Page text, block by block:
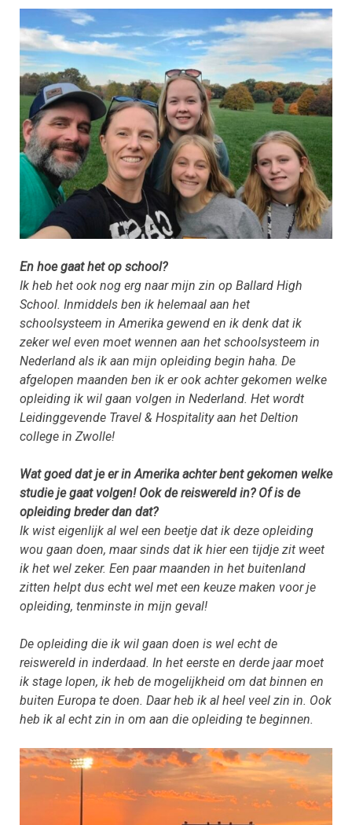
En hoe gaat het op school?
Ik heb het ook nog erg naar mijn zin op Ballard High
School. Inmiddels ben ik helemaal aan het
schoolsysteem in Amerika gewend en ik denk dat ik
zeker wel even moet wennen aan het schoolsysteem in
Nederland als ik aan mijn opleiding begin haha. De
afgelopen maanden ben ik er ook achter gekomen welke
opleiding ik wil gaan volgen in Nederland. Het wordt
Leidinggevende Travel & Hospitality aan het Deltion
college in Zwolle!
Wat goed dat je er in Amerika achter bent gekomen welke
studie je gaat volgen! Ook de reiswereld in? Of is de
opleiding breder dan dat?
Ik wist eigenlijk al wel een beetje dat ik deze opleiding
wou gaan doen, maar sinds dat ik hier een tijdje zit weet
ik het wel zeker. Een paar maanden in het buitenland
zitten helpt dus echt wel met een keuze maken voor je
opleiding, tenminste in mijn geval!
De opleiding die ik wil gaan doen is wel echt de
reiswereld in inderdaad. In het eerste en derde jaar moet
ik stage lopen, ik heb de mogelijkheid om dat binnen en
buiten Europa te doen. Daar heb ik al heel veel zin in. Ook
heb ik al echt zin in om aan die opleiding te beginnen.